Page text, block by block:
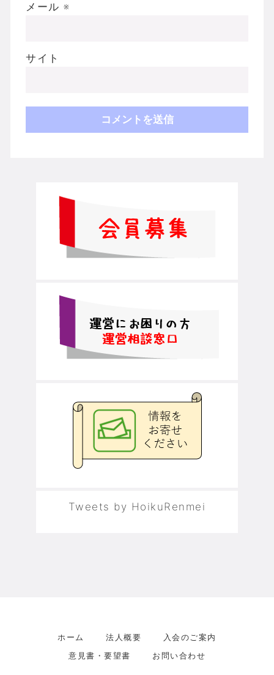
メール ※
サイト
Tweets by HoikuRenmei
ホーム 法人概要
入会のご案内
意見書・要望書
お問い合わせ